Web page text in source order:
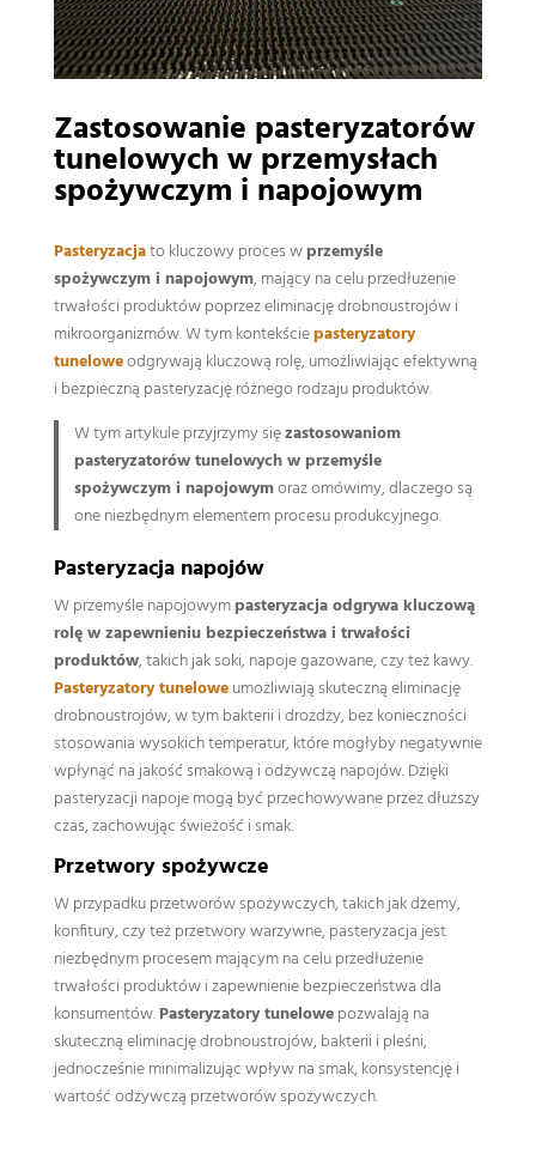
Zastosowanie pasteryzatorów
tunelowych w przemysłach
spożywczym i napojowym
Pasteryzacjato kluczowy proces wprzemyśle
spożywczym i napojowym, mający na celu przedłużenie
trwałości produktów poprzez eliminację drobnoustrojów i
mikroorganizmów. W tym kontekściepasteryzatory
tuneloweodgrywają kluczową rolę, umożliwiając efektywną
i bezpieczną pasteryzację różnego rodzaju produktów.
W tym artykule przyjrzymy sięzastosowaniom
pasteryzatorów tunelowych w przemyśle
spożywczym i napojowymoraz omówimy, dlaczego są
one niezbędnym elementem procesu produkcyjnego.
Pasteryzacja napojów
W przemyśle napojowympasteryzacja odgrywa kluczową
rolę w zapewnieniu bezpieczeństwa i trwałości
produktów, takich jak soki, napoje gazowane, czy też kawy.
Pasteryzatory tuneloweumożliwiają skuteczną eliminację
drobnoustrojów, w tym bakterii i drożdży, bez konieczności
stosowania wysokich temperatur, które mogłyby negatywnie
wpłynąć na jakość smakową i odżywczą napojów. Dzięki
pasteryzacji napoje mogą być przechowywane przez dłuższy
czas, zachowując świeżość i smak.
Przetwory spożywcze
W przypadku przetworów spożywczych, takich jak dżemy,
konfitury, czy też przetwory warzywne, pasteryzacja jest
niezbędnym procesem mającym na celu przedłużenie
trwałości produktów i zapewnienie bezpieczeństwa dla
konsumentów.Pasteryzatory tunelowepozwalają na
skuteczną eliminację drobnoustrojów, bakterii i pleśni,
jednocześnie minimalizując wpływ na smak, konsystencję i
wartość odżywczą przetworów spożywczych.